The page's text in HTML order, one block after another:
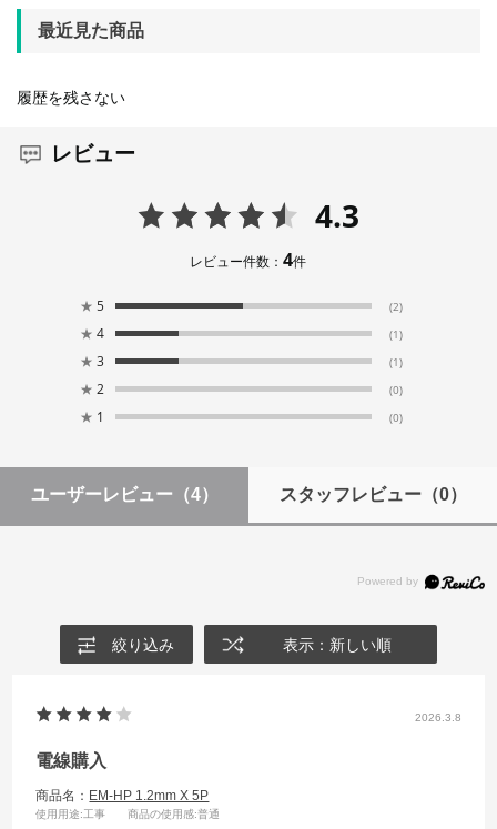
最近見た商品
履歴を残さない
レビュー
4.3
レビュー件数：4件
★ 5 (2)
★ 4 (1)
★ 3 (1)
★ 2 (0)
★ 1 (0)
ユーザーレビュー （4） スタッフレビュー（0）
絞り込み 表示：新しい順
2026.3.8
電線購入
商品名： EM-HP 1.2mm X 5P
使用用途:工事 商品の使用感:普通